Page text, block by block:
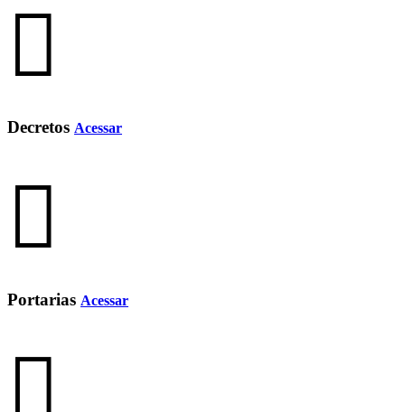
Decretos Acessar
Portarias Acessar